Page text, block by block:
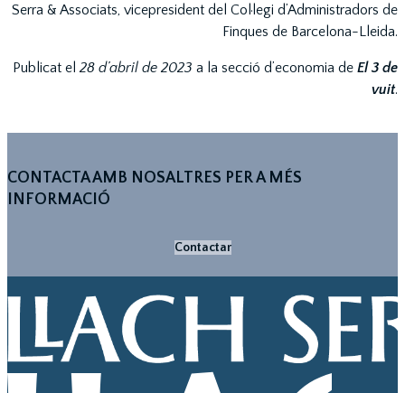
Serra & Associats, vicepresident del Col·legi d’Administradors de
Finques de Barcelona-Lleida.
Publicat el 28 d’abril de 2023 a la secció d’economia de El 3 de
vuit.
CONTACTA AMB NOSALTRES PER A MÉS
INFORMACIÓ
Contactar